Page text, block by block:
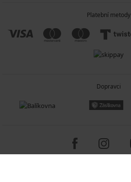
Platební metody
Dopravci